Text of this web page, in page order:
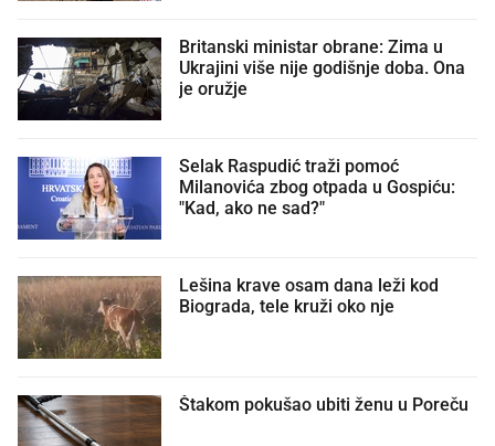
Britanski ministar obrane: Zima u
Ukrajini više nije godišnje doba. Ona
je oružje
Selak Raspudić traži pomoć
Milanovića zbog otpada u Gospiću:
"Kad, ako ne sad?"
Lešina krave osam dana leži kod
Biograda, tele kruži oko nje
Štakom pokušao ubiti ženu u Poreču